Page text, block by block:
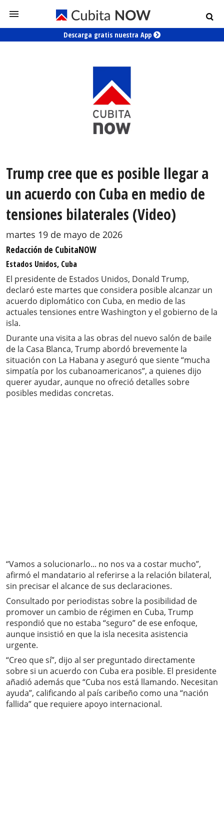
Descarga gratis nuestra App
Trump cree que es posible llegar a
un acuerdo con Cuba en medio de
tensiones bilaterales (Video)
martes 19 de mayo de 2026
Redacción de CubitaNOW
Estados Unidos, Cuba
El presidente de Estados Unidos, Donald Trump,
declaró este martes que considera posible alcanzar un
acuerdo diplomático con Cuba, en medio de las
actuales tensiones entre Washington y el gobierno de la
isla.
Durante una visita a las obras del nuevo salón de baile
de la Casa Blanca, Trump abordó brevemente la
situación con La Habana y aseguró que siente “mucha
simpatía por los cubanoamericanos”, a quienes dijo
querer ayudar, aunque no ofreció detalles sobre
posibles medidas concretas.
“Vamos a solucionarlo... no nos va a costar mucho”,
afirmó el mandatario al referirse a la relación bilateral,
sin precisar el alcance de sus declaraciones.
Consultado por periodistas sobre la posibilidad de
promover un cambio de régimen en Cuba, Trump
respondió que no estaba “seguro” de ese enfoque,
aunque insistió en que la isla necesita asistencia
urgente.
“Creo que sí”, dijo al ser preguntado directamente
sobre si un acuerdo con Cuba era posible. El presidente
añadió además que “Cuba nos está llamando. Necesitan
ayuda”, calificando al país caribeño como una “nación
fallida” que requiere apoyo internacional.